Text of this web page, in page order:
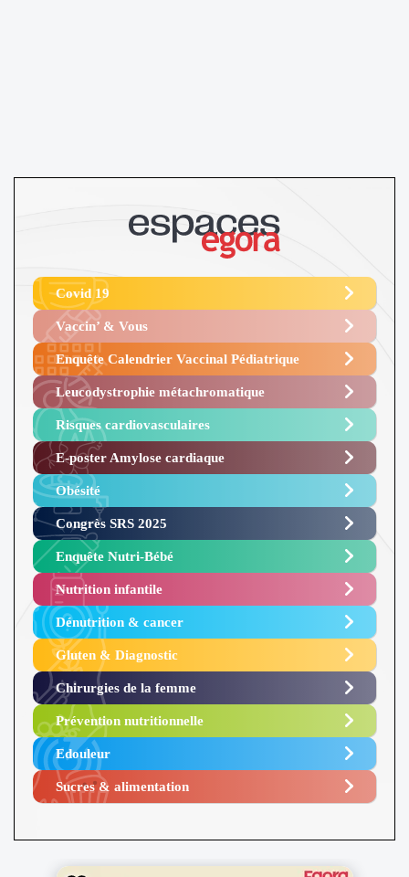
Covid 19
Vaccin’ & Vous
Enquête Calendrier Vaccinal Pédiatrique
Leucodystrophie métachromatique
Risques cardiovasculaires
E-poster Amylose cardiaque ​
Obésité ​
Congrès SRS 2025 ​
Enquête Nutri-Bébé ​
Nutrition infantile
Dénutrition & cancer
Gluten & Diagnostic
Chirurgies de la femme
Prévention nutritionnelle
Edouleur​
Sucres & alimentation​